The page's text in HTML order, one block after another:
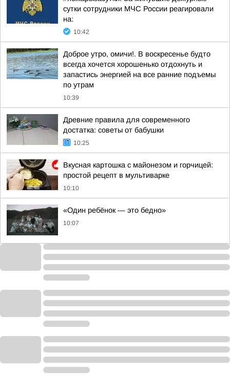
сутки сотрудники МЧС России реагировали
на:
10:42
Доброе утро, омичи!. В воскресенье будто
всегда хочется хорошенько отдохнуть и
запастись энергией на все ранние подъемы
по утрам
10:39
Древние правила для современного
достатка: советы от бабушки
10:25
Вкусная картошка с майонезом и горчицей:
простой рецепт в мультиварке
10:10
«Один ребёнок — это бедно»
10:07